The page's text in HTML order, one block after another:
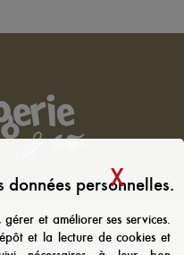
personnelles.
et améliorer ses services.
et la lecture de cookies et
X